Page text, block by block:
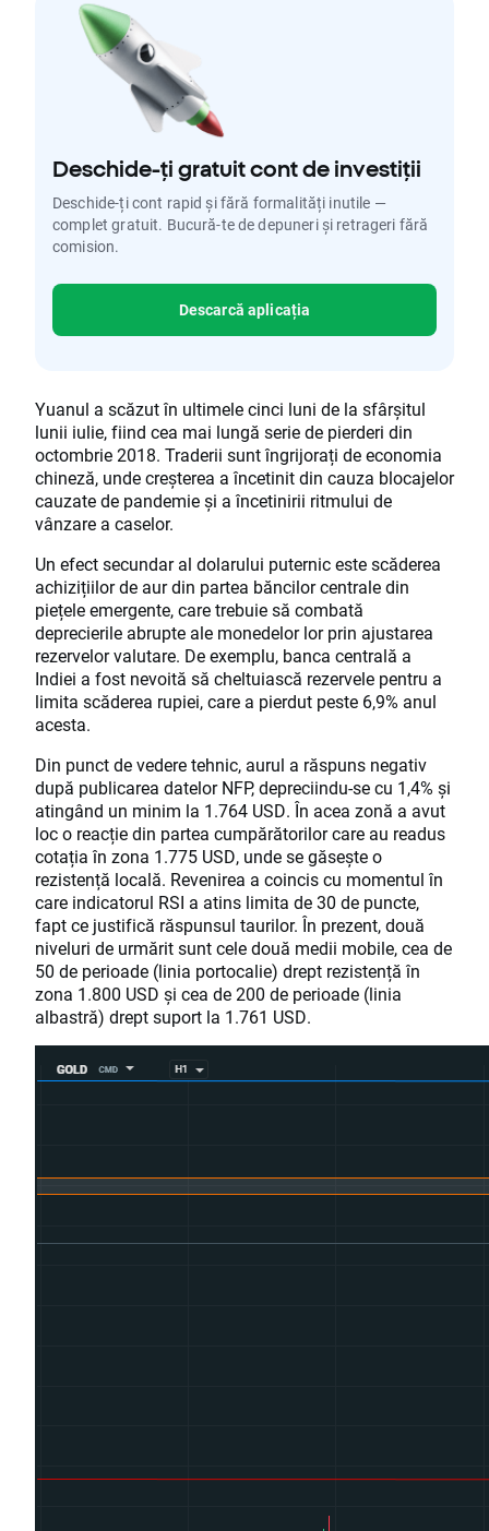
Deschide-ți gratuit cont de investiții
Deschide-ți cont rapid și fără formalități inutile —
complet gratuit. Bucură-te de depuneri și retrageri fără
comision.
Descarcă aplicația
Yuanul a scăzut în ultimele cinci luni de la sfârșitul
lunii iulie, fiind cea mai lungă serie de pierderi din
octombrie 2018. Traderii sunt îngrijorați de economia
chineză, unde creșterea a încetinit din cauza blocajelor
cauzate de pandemie și a încetinirii ritmului de
vânzare a caselor.
Un efect secundar al dolarului puternic este scăderea
achizițiilor de aur din partea băncilor centrale din
piețele emergente, care trebuie să combată
deprecierile abrupte ale monedelor lor prin ajustarea
rezervelor valutare. De exemplu, banca centrală a
Indiei a fost nevoită să cheltuiască rezervele pentru a
limita scăderea rupiei, care a pierdut peste 6,9% anul
acesta.
Din punct de vedere tehnic, aurul a răspuns negativ
după publicarea datelor NFP, depreciindu-se cu 1,4% și
atingând un minim la 1.764 USD. În acea zonă a avut
loc o reacție din partea cumpărătorilor care au readus
cotația în zona 1.775 USD, unde se găsește o
rezistență locală. Revenirea a coincis cu momentul în
care indicatorul RSI a atins limita de 30 de puncte,
fapt ce justifică răspunsul taurilor. În prezent, două
niveluri de urmărit sunt cele două medii mobile, cea de
50 de perioade (linia portocalie) drept rezistență în
zona 1.800 USD și cea de 200 de perioade (linia
albastră) drept suport la 1.761 USD.